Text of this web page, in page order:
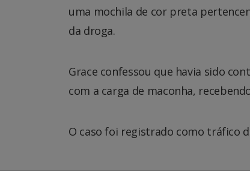
uma mochila de cor preta
da droga.
Grace confessou que havia sido
com a carga de maconha,
O caso foi registrado como tráfico